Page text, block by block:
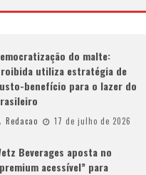
do malte:
utiliza estratégia de
benefício para o lazer do
Redacao 17 de julho de 2026
Beverages aposta no
acessível” para